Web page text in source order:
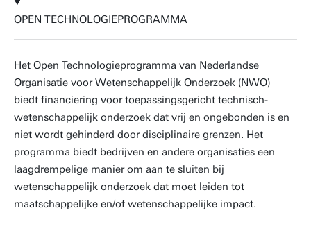
OPEN TECHNOLOGIEPROGRAMMA
Het Open Technologieprogramma van Nederlandse
Organisatie voor Wetenschappelijk Onderzoek (NWO)
biedt financiering voor toepassingsgericht technisch-
wetenschappelijk onderzoek dat vrij en ongebonden is en
niet wordt gehinderd door disciplinaire grenzen. Het
programma biedt bedrijven en andere organisaties een
laagdrempelige manier om aan te sluiten bij
wetenschappelijk onderzoek dat moet leiden tot
maatschappelijke en/of wetenschappelijke impact.